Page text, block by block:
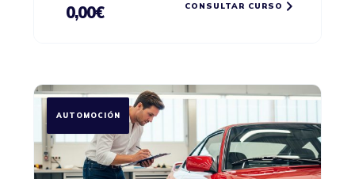
0,00€ CONSULTAR CURSO
AUTOMOCIÓN